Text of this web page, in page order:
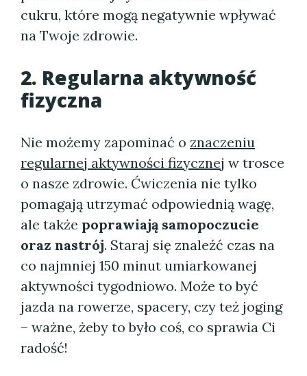
cukru, które mogą negatywnie wpływać
na Twoje zdrowie.
2. Regularna aktywność
fizyczna
Nie możemy zapominać o znaczeniu
regularnej aktywności fizycznej w trosce
o nasze zdrowie. Ćwiczenia nie tylko
pomagają utrzymać odpowiednią wagę,
ale także poprawiają samopoczucie
oraz nastrój. Staraj się znaleźć czas na
co najmniej 150 minut umiarkowanej
aktywności tygodniowo. Może to być
jazda na rowerze, spacery, czy też joging
– ważne, żeby to było coś, co sprawia Ci
radość!